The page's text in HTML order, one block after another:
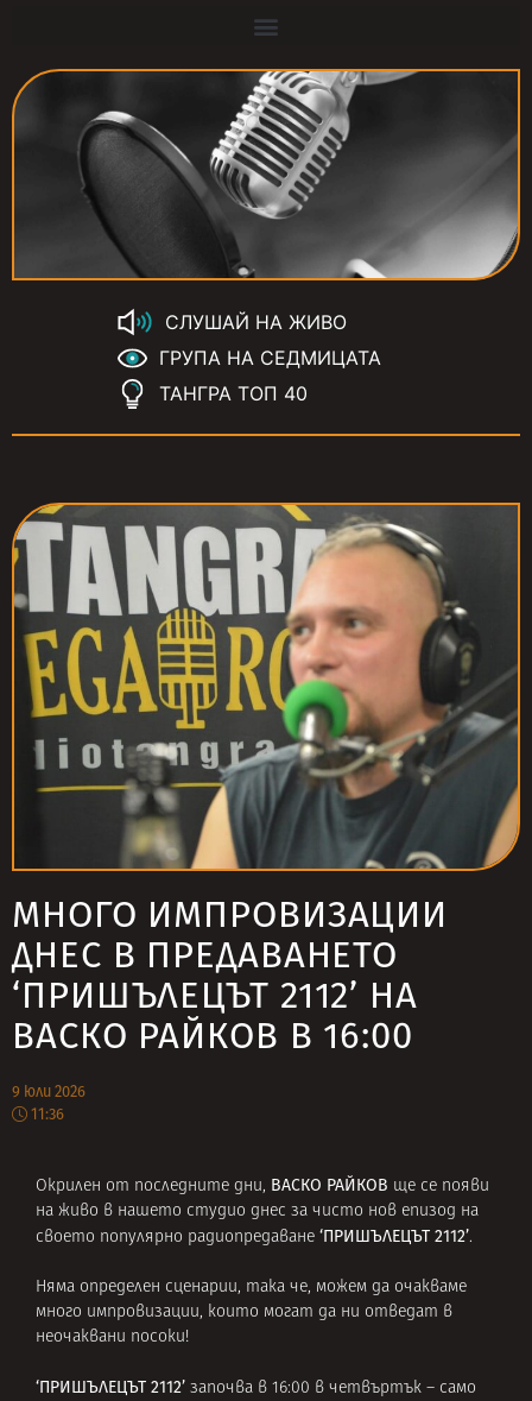
СЛУШАЙ НА ЖИВО
ГРУПА НА СЕДМИЦАТА
ТАНГРА ТОП 40
МНОГО ИМПРОВИЗАЦИИ
ДНЕС В ПРЕДАВАНЕТО
‘ПРИШЪЛЕЦЪТ 2112’ НА
ВАСКО РАЙКОВ В 16:00
9 юли 2026
11:36
Окрилен от последните дни, ВАСКО РАЙКОВ ще се появи
на живо в нашето студио днес за чисто нов епизод на
своето популярно радиопредаване ‘ПРИШЪЛЕЦЪТ 2112’.
Няма определен сценарии, така че, можем да очакваме
много импровизации, които могат да ни отведат в
неочаквани посоки!
‘ПРИШЪЛЕЦЪТ 2112’ започва в 16:00 в четвъртък – само